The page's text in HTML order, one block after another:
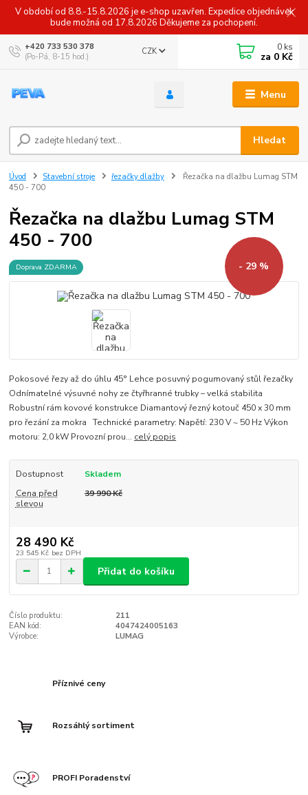
V období od 8.8.-15.8.2026 je e-shop uzavřen. Expedice objednávek
bude možná od 17.8.2026 Děkujeme za pochopení.
Menu
CZK
Hledat
+420 733 530 378
(Po-Pá, 8-15 hod.)
0 ks
za 0 Kč
Úvod Stavební stroje řezačky dlažby
Řezačka na dlažbu Lumag STM
450 - 700
Řezačka na dlažbu Lumag STM
450 - 700
Doprava ZDARMA - 29 %
Pokosové řezy až do úhlu 45° Lehce posuvný pogumovaný stůl řezačky
Odnímatelné výsuvné nohy ze čtyřhranné trubky – velká stabilita
Robustní rám kovové konstrukce Diamantový řezný kotouč 450 x 30 mm
pro řezání za mokra Technické parametry: Napětí: 230 V ~ 50 Hz Výkon
motoru: 2,0 kW Provozní prou... celý popis
Dostupnost
Skladem
Cena před
slevou
39 990 Kč
28 490 Kč
23 545 Kč bez DPH
Přidat do košíku
Číslo produktu:
211
EAN kód:
4047424005163
Výrobce:
LUMAG
Příznivé ceny
Rozsáhlý sortiment
PROFI Poradenství